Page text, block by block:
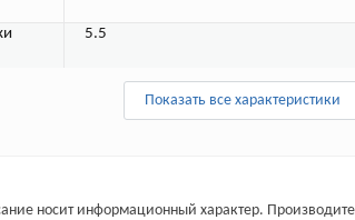
5.5
Показать все характеристики
носит информационный характер.